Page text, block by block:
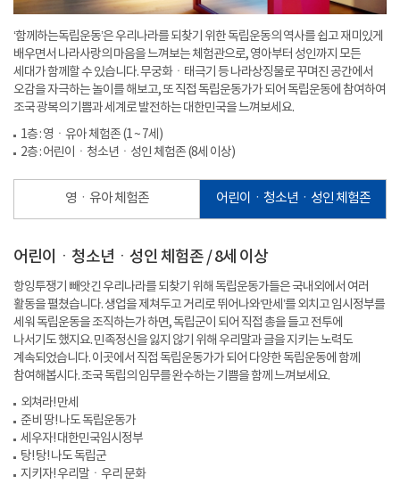
‘함께하는독립운동’은 우리나라를 되찾기 위한 독립운동의 역사를 쉽고 재미있게
배우면서 나라사랑의 마음을 느껴보는 체험관으로, 영아부터 성인까지 모든
세대가 함께할 수 있습니다. 무궁화ㆍ태극기 등 나라상징물로 꾸며진 공간에서
오감을 자극하는 놀이를 해보고, 또 직접 독립운동가가 되어 독립운동에 참여하여
조국 광복의 기쁨과 세계로 발전하는 대한민국을 느껴보세요.
1층 : 영ㆍ유아 체험존 (1 ~ 7세)
2층 : 어린이ㆍ청소년ㆍ성인 체험존 (8세 이상)
영ㆍ유아 체험존 어린이ㆍ청소년ㆍ성인 체험존
어린이ㆍ청소년ㆍ성인 체험존 / 8세 이상
항잉투쟁기 빼앗긴 우리나라를 되찾기 위해 독립운동가들은 국내외에서 여러
활동을 펼쳤습니다. 생업을 제쳐두고 거리로 뛰어나와‘만세’를 외치고 임시정부를
세워 독립운동을 조직하는가 하면, 독립군이 되어 직접 총을 들고 전투에
나서기도 했지요. 민족정신을 잃지 않기 위해 우리말과 글을 지키는 노력도
계속되었습니다. 이곳에서 직접 독립운동가가 되어 다양한 독립운동에 함께
참여해봅시다. 조국 독립의 임무를 완수하는 기쁨을 함께 느껴보세요.
외쳐라! 만세
준비 땅! 나도 독립운동가
세우자! 대한민국임시정부
탕! 탕! 나도 독립군
지키자! 우리말ㆍ우리 문화